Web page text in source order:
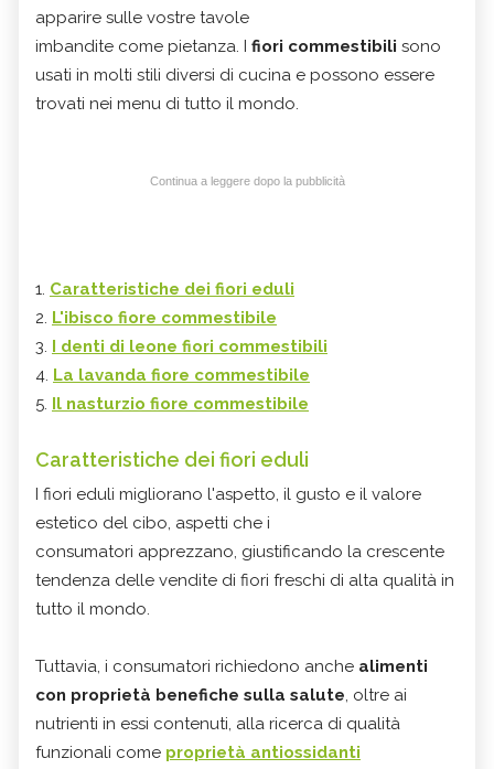
apparire sulle vostre tavole
imbandite come pietanza. I fiori commestibili sono
usati in molti stili diversi di cucina e possono essere
trovati nei menu di tutto il mondo.
Continua a leggere dopo la pubblicità
1. Caratteristiche dei fiori eduli
2. L'ibisco fiore commestibile
3. I denti di leone fiori commestibili
4. La lavanda fiore commestibile
5. Il nasturzio fiore commestibile
Caratteristiche dei fiori eduli
I fiori eduli migliorano l'aspetto, il gusto e il valore
estetico del cibo, aspetti che i
consumatori apprezzano, giustificando la crescente
tendenza delle vendite di fiori freschi di alta qualità in
tutto il mondo.
Tuttavia, i consumatori richiedono anche alimenti
con proprietà benefiche sulla salute, oltre ai
nutrienti in essi contenuti, alla ricerca di qualità
funzionali come proprietà antiossidanti